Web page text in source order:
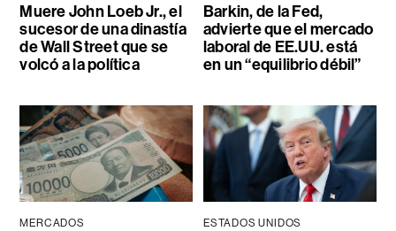
Muere John Loeb Jr., el
sucesor de una dinastía
de Wall Street que se
volcó a la política
Barkin, de la Fed,
advierte que el mercado
laboral de EE.UU. está
en un “equilibrio débil”
MERCADOS ESTADOS UNIDOS